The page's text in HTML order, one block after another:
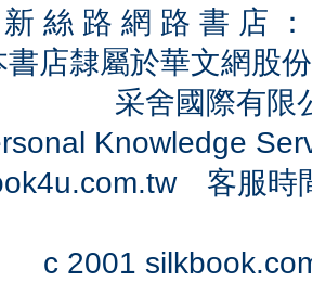
新 絲 路 網 路 書 店
書店隸屬於華文網股
采舍國際有
Knowledge
客服時
c 2001